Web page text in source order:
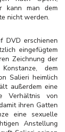
kann man dem
nicht werden.
DVD erschienen
eingefügtem
Zeichnung der
dem
Salieri heimlich
außerdem eine
Verhältnis von
ihren Gatten
eine sexuelle
Anstellung